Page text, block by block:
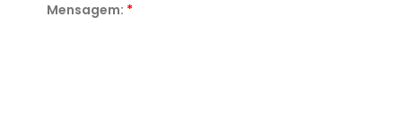
Mensagem: *